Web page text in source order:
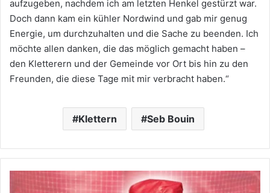
aufzugeben, nachdem ich am letzten Henkel gestürzt war.
Doch dann kam ein kühler Nordwind und gab mir genug
Energie, um durchzuhalten und die Sache zu beenden. Ich
möchte allen danken, die das möglich gemacht haben –
den Kletterern und der Gemeinde vor Ort bis hin zu den
Freunden, die diese Tage mit mir verbracht haben.“
Klettern Seb Bouin
Produktvorstellung:
Berghaus